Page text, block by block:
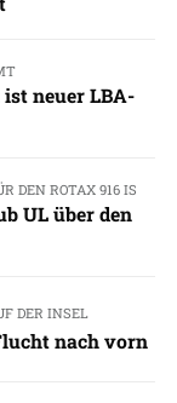
neuer LBA-
DEN ROTAX 916 IS
UL über den
DER INSEL
nach vorn